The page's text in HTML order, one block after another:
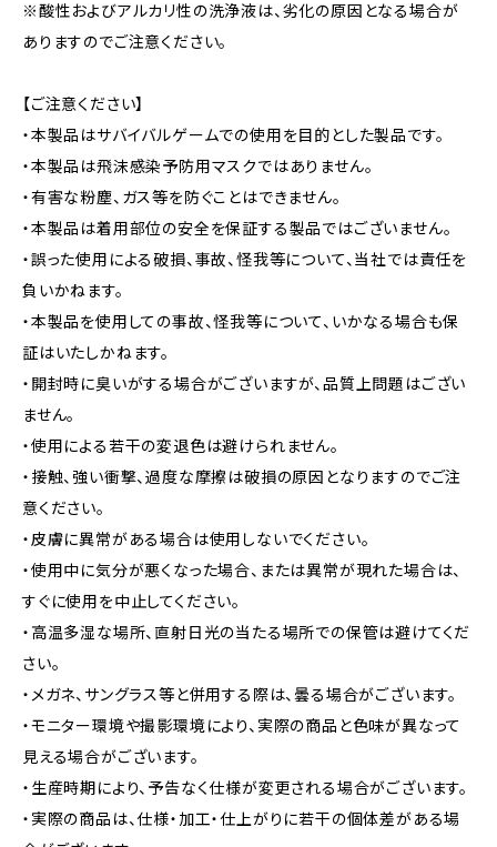
※酸性およびアルカリ性の洗浄液は、劣化の原因となる場合が
ありますのでご注意ください。
【ご注意ください】
・本製品はサバイバルゲームでの使用を目的とした製品です。
・本製品は飛沫感染予防用マスクではありません。
・有害な粉塵、ガス等を防ぐことはできません。
・本製品は着用部位の安全を保証する製品ではございません。
・誤った使用による破損、事故、怪我等について、当社では責任を
負いかねます。
・本製品を使用しての事故、怪我等について、いかなる場合も保
証はいたしかねます。
・開封時に臭いがする場合がございますが、品質上問題はござい
ません。
・使用による若干の変退色は避けられません。
・接触、強い衝撃、過度な摩擦は破損の原因となりますのでご注
意ください。
・皮膚に異常がある場合は使用しないでください。
・使用中に気分が悪くなった場合、または異常が現れた場合は、
すぐに使用を中止してください。
・高温多湿な場所、直射日光の当たる場所での保管は避けてくだ
さい。
・メガネ、サングラス等と併用する際は、曇る場合がございます。
・モニター環境や撮影環境により、実際の商品と色味が異なって
見える場合がございます。
・生産時期により、予告なく仕様が変更される場合がございます。
・実際の商品は、仕様・加工・仕上がりに若干の個体差がある場